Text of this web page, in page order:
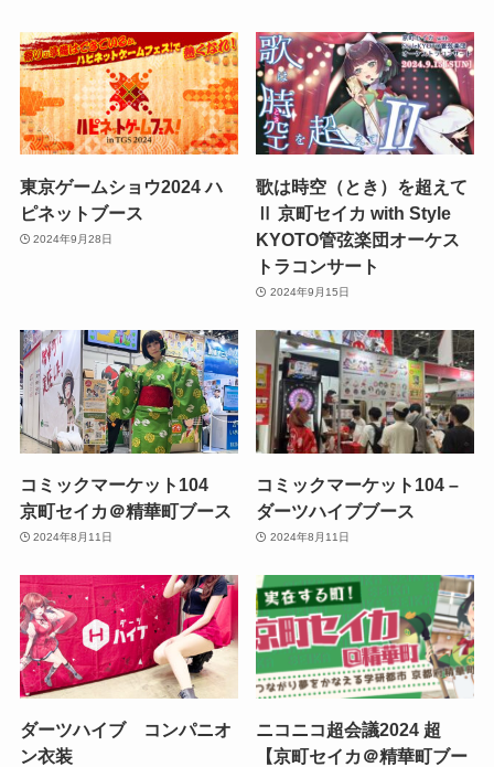
東京ゲームショウ2024 ハ
ピネットブース
2024年9月28日
歌は時空（とき）を超えて
Ⅱ 京町セイカ with Style
KYOTO管弦楽団オーケス
トラコンサート
2024年9月15日
コミックマーケット104
京町セイカ＠精華町ブース
2024年8月11日
コミックマーケット104 –
ダーツハイブブース
2024年8月11日
ダーツハイブ コンパニオ
ン衣装
ニコニコ超会議2024 超
【京町セイカ＠精華町ブー